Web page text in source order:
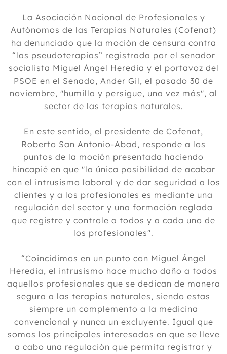
La Asociación Nacional de Profesionales y
Autónomos de las Terapias Naturales (Cofenat)
ha denunciado que la moción de censura contra
“las pseudoterapias” registrada por el senador
socialista Miguel Ángel Heredia y el portavoz del
PSOE en el Senado, Ander Gil, el pasado 30 de
noviembre, "humilla y persigue, una vez más", al
sector de las terapias naturales.
En este sentido, el presidente de Cofenat,
Roberto San Antonio-Abad, responde a los
puntos de la moción presentada haciendo
hincapié en que "la única posibilidad de acabar
con el intrusismo laboral y de dar seguridad a los
clientes y a los profesionales es mediante una
regulación del sector y una formación reglada
que registre y controle a todos y a cada uno de
los profesionales".
“Coincidimos en un punto con Miguel Ángel
Heredia, el intrusismo hace mucho daño a todos
aquellos profesionales que se dedican de manera
segura a las terapias naturales, siendo estas
siempre un complemento a la medicina
convencional y nunca un excluyente. Igual que
somos los principales interesados en que se lleve
a cabo una regulación que permita registrar y